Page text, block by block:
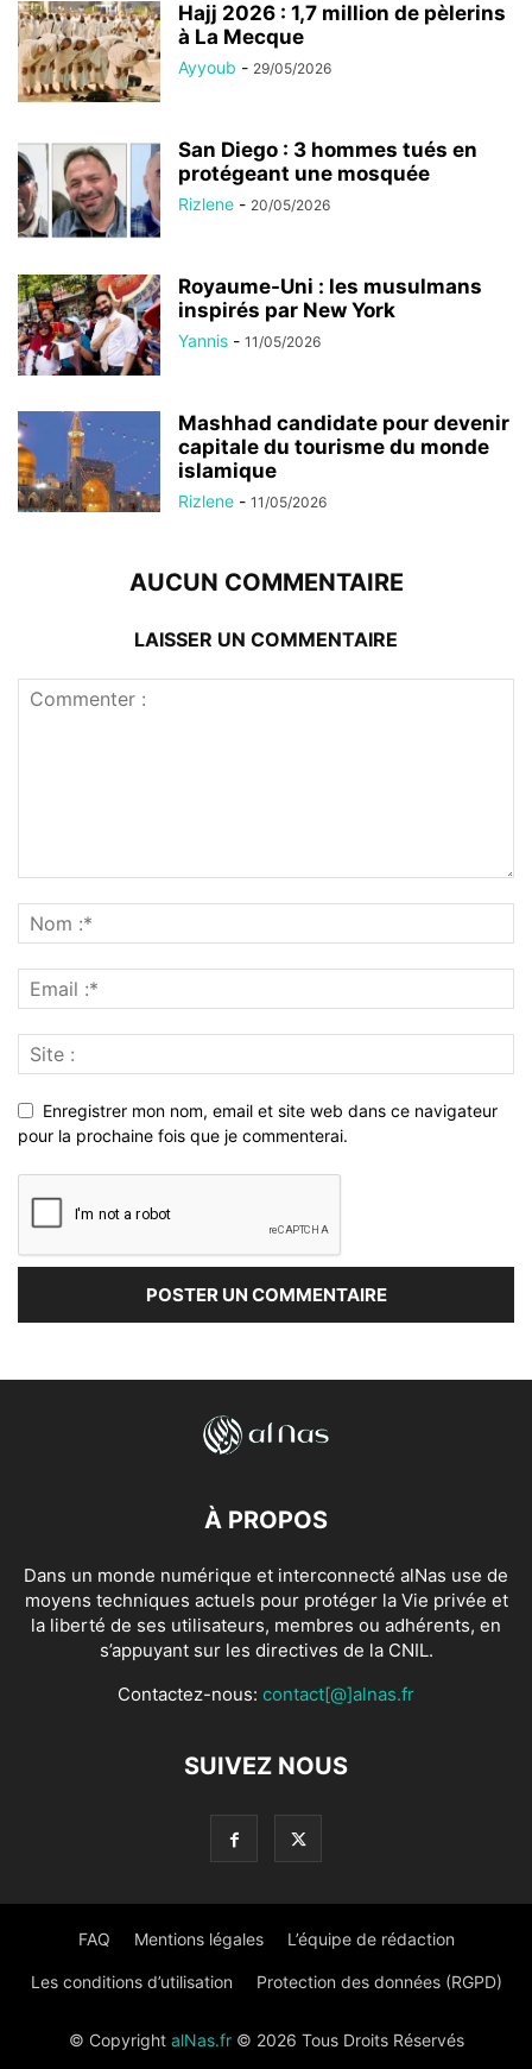
Hajj 2026 : 1,7 million de pèlerins
à La Mecque
Ayyoub - 29/05/2026
San Diego : 3 hommes tués en
protégeant une mosquée
Rizlene - 20/05/2026
Royaume-Uni : les musulmans
inspirés par New York
Yannis - 11/05/2026
Mashhad candidate pour devenir
capitale du tourisme du monde
islamique
Rizlene - 11/05/2026
AUCUN COMMENTAIRE
LAISSER UN COMMENTAIRE
Enregistrer mon nom, email et site web dans ce navigateur
pour la prochaine fois que je commenterai.
À PROPOS
Dans un monde numérique et interconnecté alNas use de
moyens techniques actuels pour protéger la Vie privée et
la liberté de ses utilisateurs, membres ou adhérents, en
s’appuyant sur les directives de la CNIL.
Contactez-nous: contact[@]alnas.fr
SUIVEZ NOUS
FAQ Mentions légales L’équipe de rédaction
Les conditions d’utilisation Protection des données (RGPD)
© Copyright alNas.fr© 2026 Tous Droits Réservés